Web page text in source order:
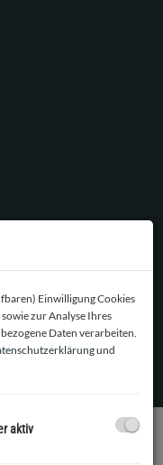
Einwilligung Cookies
zur Analyse Ihres
Daten verarbeiten.
und
aktiv